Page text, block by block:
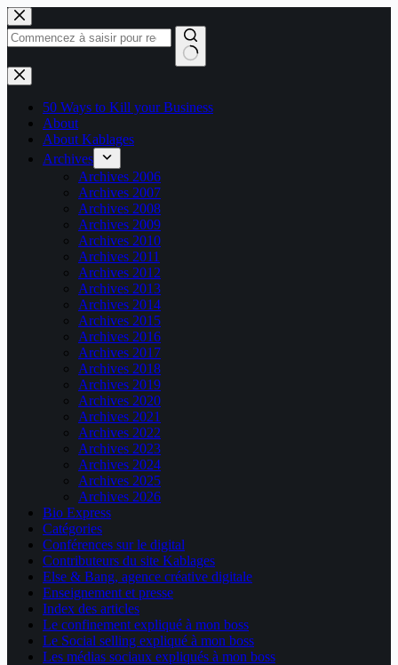
Passer
au
contenu
Aucun
résultat
50 Ways to Kill your Business
About
About Kablages
Archives
Archives 2006
Archives 2007
Archives 2008
Archives 2009
Archives 2010
Archives 2011
Archives 2012
Archives 2013
Archives 2014
Archives 2015
Archives 2016
Archives 2017
Archives 2018
Archives 2019
Archives 2020
Archives 2021
Archives 2022
Archives 2023
Archives 2024
Archives 2025
Archives 2026
Bio Express
Catégories
Conférences sur le digital
Contributeurs du site Kablages
Else & Bang, agence créative digitale
Enseignement et presse
Index des articles
Le confinement expliqué à mon boss
Le Social selling expliqué à mon boss
Les médias sociaux expliqués à mon boss